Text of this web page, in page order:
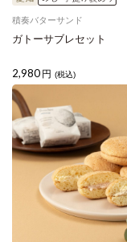
積奏バターサンド
ガトーサブレセット
2,980 円 (税込)